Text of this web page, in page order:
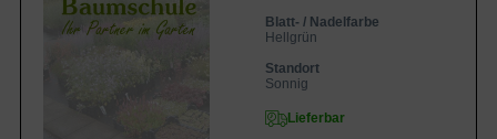
Blatt- / Nadelfarbe
Hellgrün
Standort
Sonnig
Lieferbar